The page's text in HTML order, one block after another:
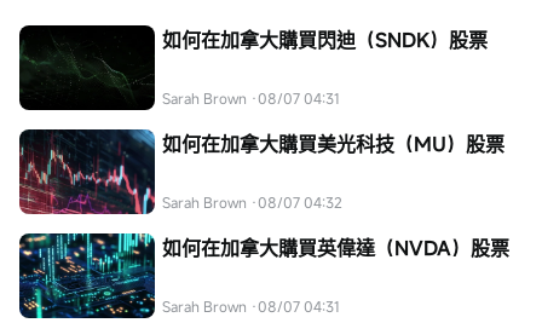
如何在加拿大購買閃迪（SNDK）股票
Sarah Brown ·08/07 04:31
如何在加拿大購買美光科技（MU）股票
Sarah Brown ·08/07 04:32
如何在加拿大購買英偉達（NVDA）股票
Sarah Brown ·08/07 04:31